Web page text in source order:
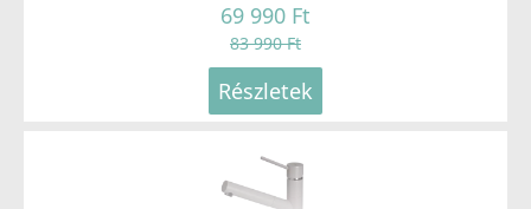
69 990 Ft
83 990 Ft
Részletek